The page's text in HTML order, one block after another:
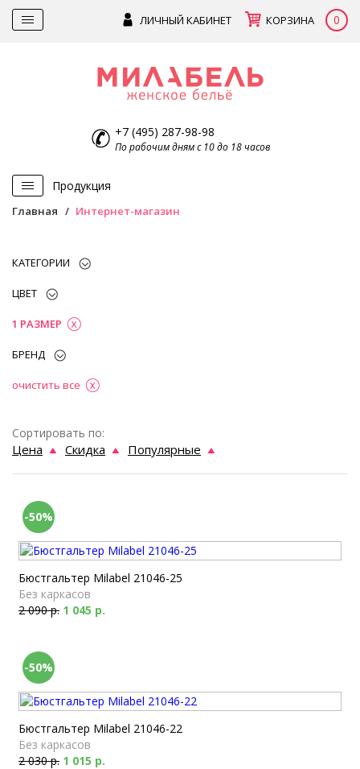
ЛИЧНЫЙ КАБИНЕТ КОРЗИНА 0
+7 (495) 287-98-98
По рабочим дням с 10 до 18 часов
Продукция
Главная Интернет-магазин
КАТЕГОРИИ
ЦВЕТ
1 РАЗМЕР
БРЕНД
очистить все
Сортировать по:
Цена Скидка Популярные
-50%
Бюстгальтер Milabel 21046-25
Без каркасов
2 090 р. 1 045 р.
-50%
Бюстгальтер Milabel 21046-22
Без каркасов
2 030 р. 1 015 р.